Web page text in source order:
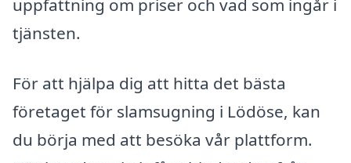
uppfattning om priser och vad som ingår i
tjänsten.
För att hjälpa dig att hitta det bästa
företaget för slamsugning i Lödöse, kan
du börja med att besöka vår plattform.